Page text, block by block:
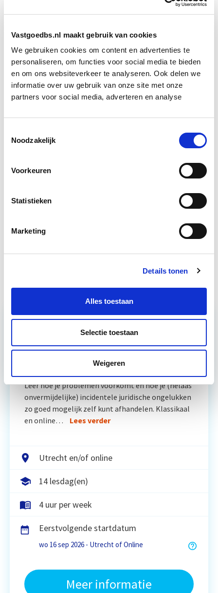
Vastgoedbs.nl maakt gebruik van cookies
We gebruiken cookies om content en advertenties te
personaliseren, om functies voor social media te bieden
en om ons websiteverkeer te analyseren. Ook delen we
informatie over uw gebruik van onze site met onze
partners voor social media, adverteren en analyse
Noodzakelijk
Voorkeuren
Statistieken
Marketing
Details tonen
Alles toestaan
Selectie toestaan
Weigeren
woningen tot dit maximum mag dan volgens
GroenLinks niet meer dan 1350 euro per maand
Hij vreest dat grote beleggers zoals pensioenfondsen
dan niet meer investeren in de bouw van betaalbare
huurwoningen. Daarmee komt zijn opdracht in de knel
om tot 2030 minimaal 900.000 nieuwe woningen te
laten bouwen.
Bron: Het Financieele Dagblad
Boeiend verhaal? Duik dan eens
in deze opleidingen:
Strategie en Exploitatie
Start wo 12 mei
Vastgoedrecht & Bouwrecht
Leer hoe je problemen voorkomt én hoe je (helaas
onvermijdelijke) incidentele juridische ongelukken
zo goed mogelijk zelf kunt afhandelen. Klassikaal
en online…
Lees verder
Utrecht en/of online
14 lesdag(en)
4 uur per week
Eerstvolgende startdatum
wo 16 sep 2026 - Utrecht of Online
Meer informatie